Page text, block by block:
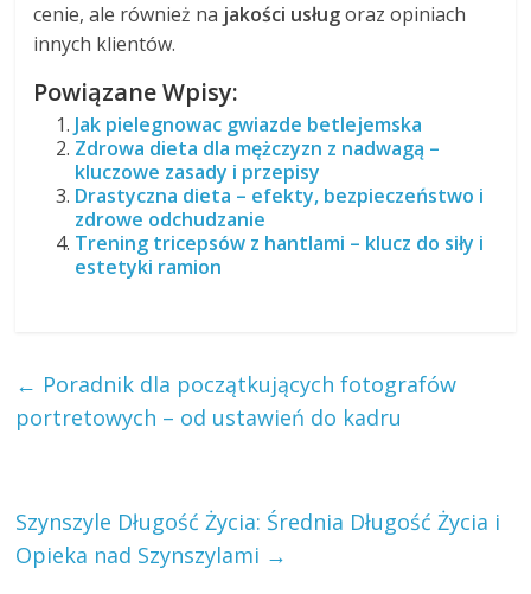
cenie, ale również na jakości usługoraz opiniach
innych klientów.
Powiązane Wpisy:
Jak pielegnowac gwiazde betlejemska
Zdrowa dieta dla mężczyzn z nadwagą –
kluczowe zasady i przepisy
Drastyczna dieta – efekty, bezpieczeństwo i
zdrowe odchudzanie
Trening tricepsów z hantlami – klucz do siły i
estetyki ramion
← Poradnik dla początkujących fotografów
portretowych – od ustawień do kadru
Szynszyle Długość Życia: Średnia Długość Życia i
Opieka nad Szynszylami →